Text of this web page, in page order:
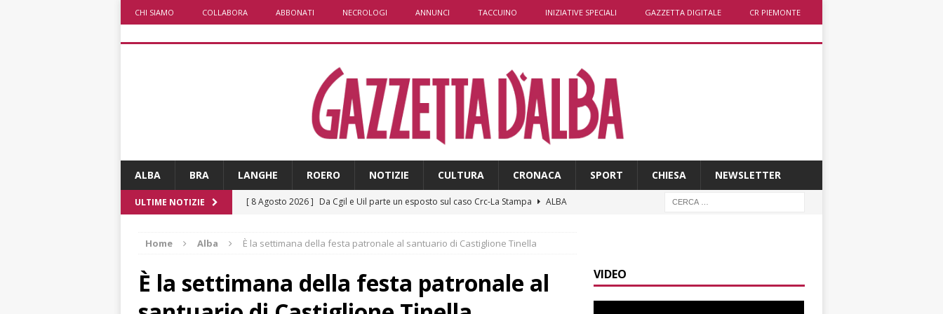
CHI SIAMO COLLABORA ABBONATI NECROLOGI ANNUNCI TACCUINO INIZIATIVE SPECIALI GAZZETTA DIGITALE CR PIEMONTE
ALBA BRA LANGHE ROERO NOTIZIE CULTURA CRONACA SPORT CHIESA NEWSLETTER
ULTIME NOTIZIE [ 8 Agosto 2026 ] Da Cgil e Uil parte un esposto sul caso Crc-La Stampa
ALBA
ALBA
[ 8 Agosto 2026 ]
La magia della Notte delle stelle: ad Alba è tutto pronto per
Home Alba È la settimana della festa patronale al santuario di Castiglione Tinella
È la settimana della festa patronale al
VIDEO